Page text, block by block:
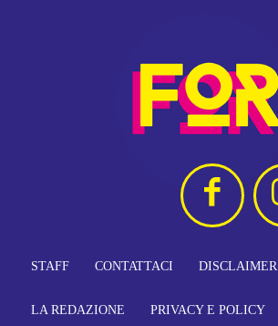
STAFF CONTATTACI DISCLAIMER
LA REDAZIONE PRIVACY E POLICY